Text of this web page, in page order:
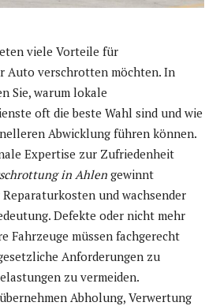
viele Vorteile für
Auto verschrotten möchten. In
Sie, warum lokale
oft die beste Wahl sind und wie
Abwicklung führen können.
Expertise zur Zufriedenheit
in Ahlen gewinnt
und wachsender
Defekte oder nicht mehr
Fahrzeuge müssen fachgerecht
Anforderungen zu
zu vermeiden.
Abholung, Verwertung